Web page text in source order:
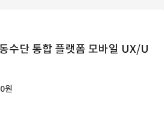
수단 통합 플랫폼 모바일 UX/U
원